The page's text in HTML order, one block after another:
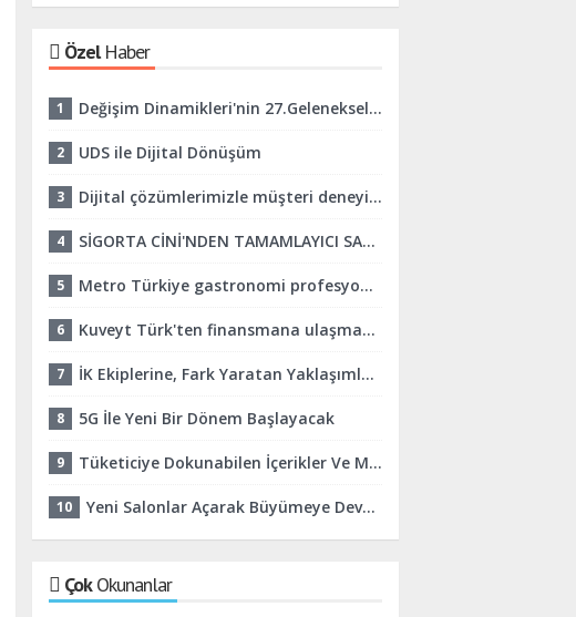
ÖzelHaber
1 Değişim Dinamikleri'nin 27.Geleneksel İftar Programı Gerçekleşti.
2 UDS ile Dijital Dönüşüm
3 Dijital çözümlerimizle müşteri deneyimini mükemmelleştirmeye odaklanıyoruz
4 SİGORTA CİNİ'NDEN TAMAMLAYICI SAĞLIK SİGORTASINDA KOLAYLIK
5 Metro Türkiye gastronomi profesyonellerini ve sektörü desteklemeye devam ediyor
6 Kuveyt Türk'ten finansmana ulaşmada online finans sistemi kolaylığı
7 İK Ekiplerine, Fark Yaratan Yaklaşımlar Geliştirmeleri İçin Destek Oluyoruz
8 5G İle Yeni Bir Dönem Başlayacak
9 Tüketiciye Dokunabilen İçerikler Ve Marka Yaklaşımları Yaratmaya Odaklanıyoruz
10 Yeni Salonlar Açarak Büyümeye Devam Edeceğiz
ÇokOkunanlar